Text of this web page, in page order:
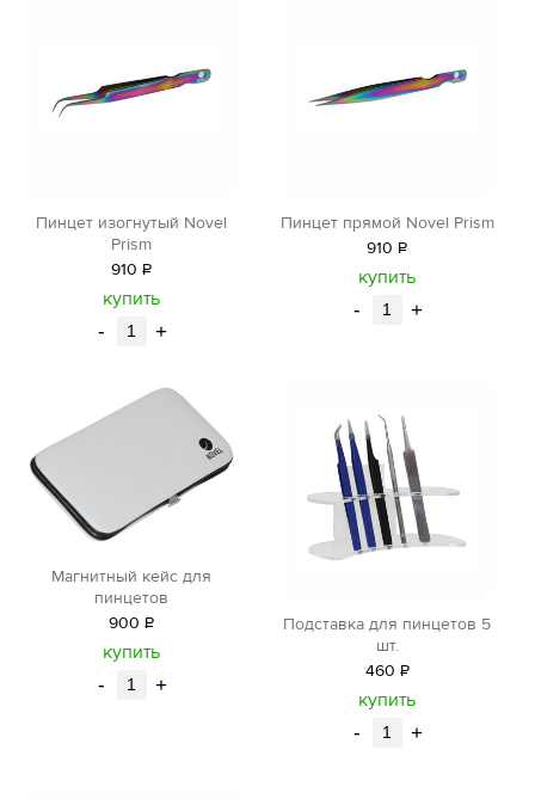
Пинцет изогнутый Novel
Prism
910 Р
уб.
купить
- +
Пинцет прямой Novel Prism
910 Р
уб.
купить
- +
Магнитный кейс для
пинцетов
900 Р
уб.
купить
- +
Подставка для пинцетов 5
шт.
460 Р
уб.
купить
- +